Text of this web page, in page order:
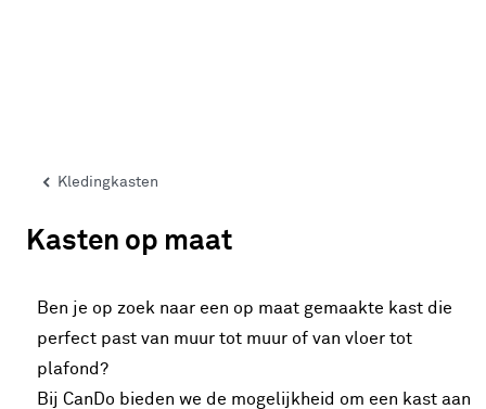
Kledingkasten
Kasten op maat
Ben je op zoek naar een op maat gemaakte kast die
perfect past van muur tot muur of van vloer tot
plafond?
Bij CanDo bieden we de mogelijkheid om een kast aan